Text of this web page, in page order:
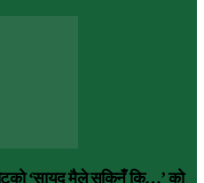
‘सायद मैले सकिनँ कि…’ को